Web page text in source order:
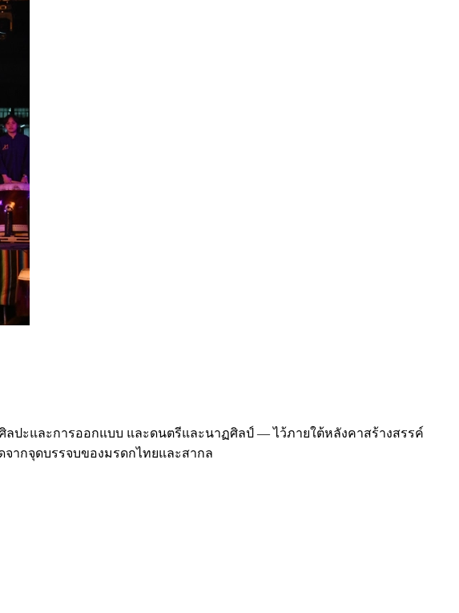
ปะและการออกแบบ และดนตรีและนาฏศิลป์ — ไว้ภายใต้หลังคาสร้างสรรค์
ากจุดบรรจบของมรดกไทยและสากล